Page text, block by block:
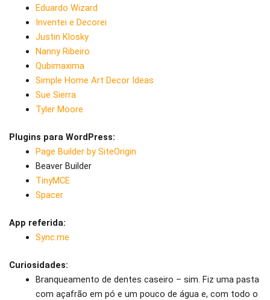
Eduardo Wizard
Inventei e Decorei
Justin Klosky
Nanny Ribeiro
Qubimaxima
Simple Home Art Decor Ideas
Sue Sierra
Tyler Moore
Plugins para WordPress:
Page Builder by SiteOrigin
Beaver Builder
TinyMCE
Spacer
App referida:
Sync.me
Curiosidades:
Branqueamento de dentes caseiro – sim. Fiz uma pasta
com açafrão em pó e um pouco de água e, com todo o